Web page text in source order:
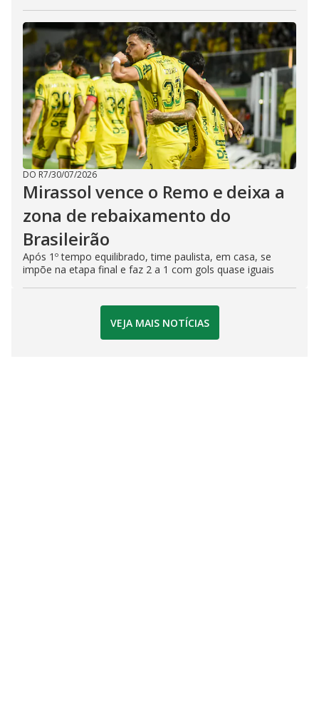
DO R7/30/07/2026
Mirassol vence o Remo e deixa a
zona de rebaixamento do
Brasileirão
Após 1º tempo equilibrado, time paulista, em casa, se
impõe na etapa final e faz 2 a 1 com gols quase iguais
VEJA MAIS NOTÍCIAS